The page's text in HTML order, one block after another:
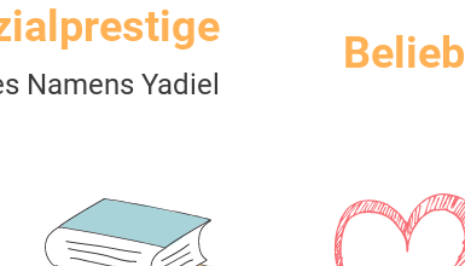
Namens Yadiel